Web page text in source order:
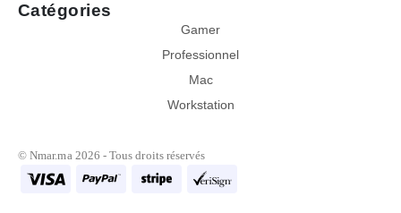
Catégories
Gamer
Professionnel
Mac
Workstation
© Nmar.ma 2026 - Tous droits réservés
Cliquez pour discuter